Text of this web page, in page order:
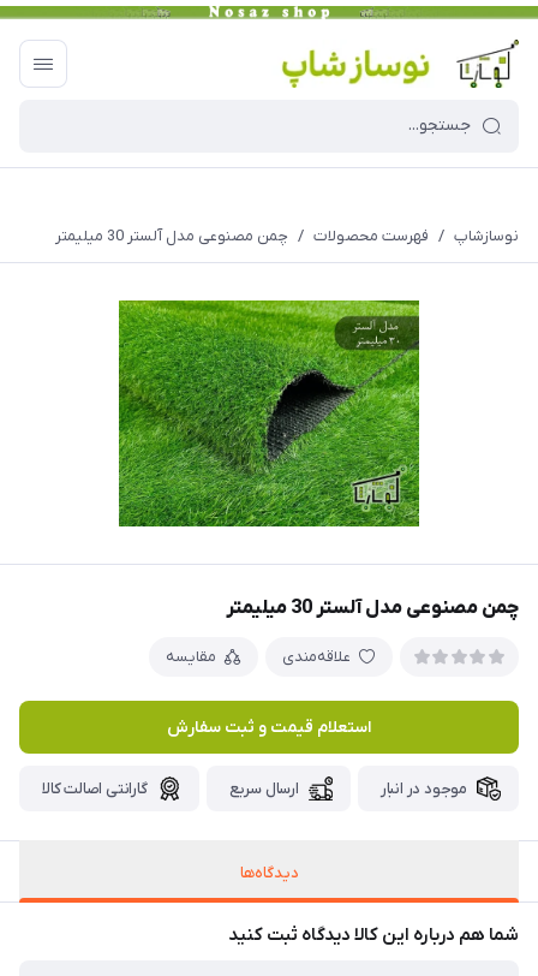
نوسازشاپ / فهرست محصولات / چمن مصنوعی مدل آلستر 30 میلیمتر
چمن مصنوعی مدل آلستر 30 میلیمتر
علاقه‌مندی مقایسه
استعلام قیمت و ثبت سفارش
موجود در انبار ارسال سریع گارانتی اصالت کالا
دیدگاه‌ها
شما هم درباره این کالا دیدگاه ثبت کنید